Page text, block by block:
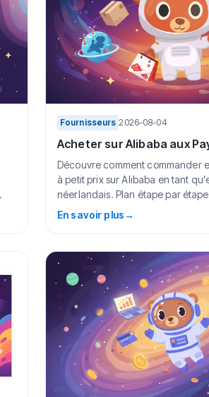
Fournisseurs 2026-08-04
Acheter sur Alibaba aux
Découvre comment commander
à petit prix sur Alibaba en tant
néerlandais. Plan étape par
conseil...
En savoir plus→